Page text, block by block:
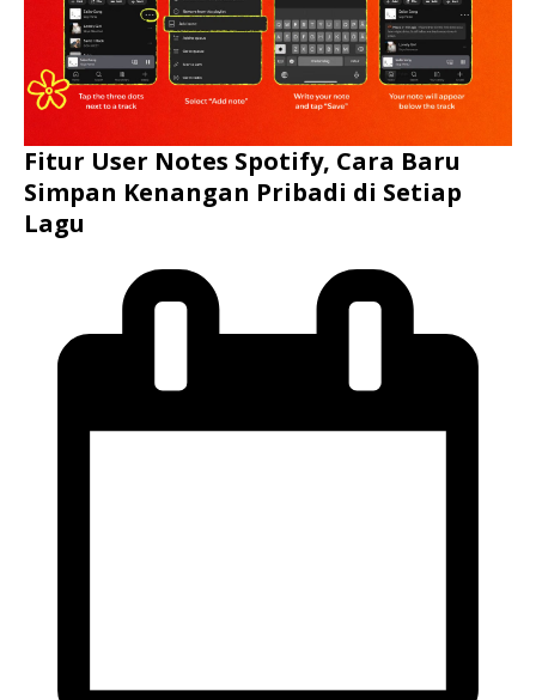
Fitur User Notes Spotify, Cara Baru
Simpan Kenangan Pribadi di Setiap
Lagu